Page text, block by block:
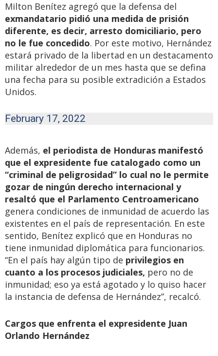
Milton Benítez agregó que la defensa del
exmandatario pidió una medida de prisión
diferente, es decir, arresto domiciliario, pero
no le fue concedido. Por este motivo, Hernández
estará privado de la libertad en un destacamento
militar alrededor de un mes hasta que se defina
una fecha para su posible extradición a Estados
Unidos.
February 17, 2022
Además, el periodista de Honduras manifestó
que el expresidente fue catalogado como un
“criminal de peligrosidad” lo cual no le permite
gozar de ningún derecho internacional y
resaltó que el Parlamento Centroamericano
genera condiciones de inmunidad de acuerdo las
existentes en el país de representación. En este
sentido, Benítez explicó que en Honduras no
tiene inmunidad diplomática para funcionarios.
“En el país hay algún tipo de privilegios en
cuanto a los procesos judiciales, pero no de
inmunidad; eso ya está agotado y lo quiso hacer
la instancia de defensa de Hernández”, recalcó.
Cargos que enfrenta el expresidente Juan
Orlando Hernández